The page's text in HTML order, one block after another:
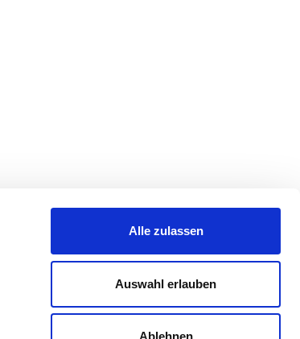
Alle zulassen
Auswahl erlauben
Ablehnen